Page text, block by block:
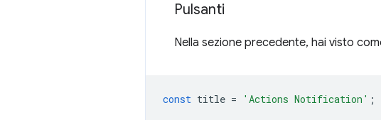
Pulsanti
Nella sezione precedente, hai visto
const title = 'Actions Notification' ;